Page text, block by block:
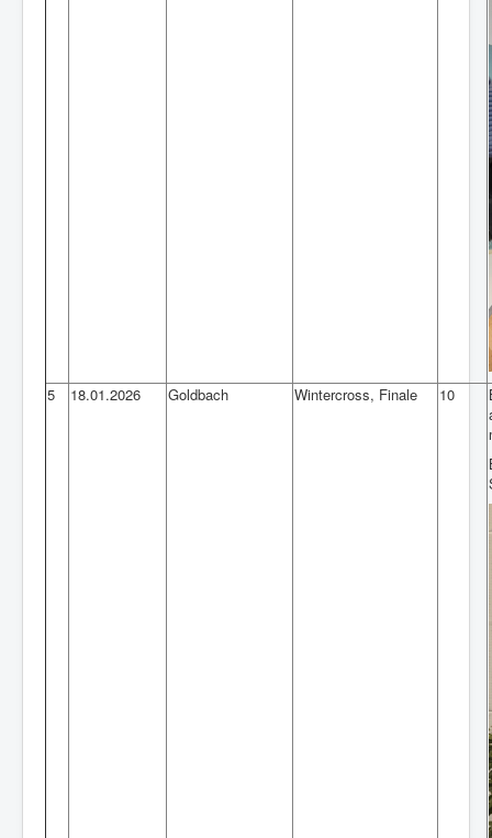
5 18.01.2026 Goldbach Wintercross, Finale 10